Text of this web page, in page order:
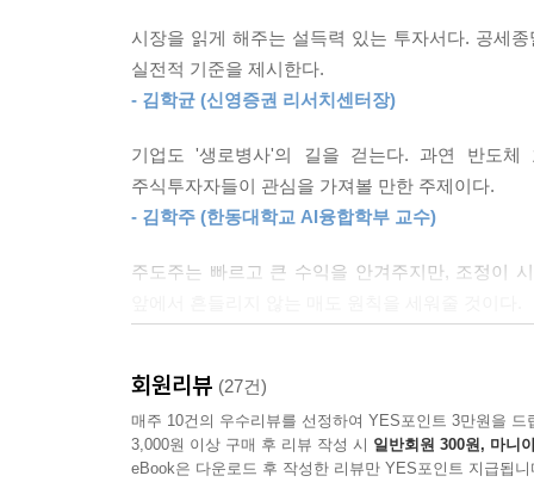
랫동안 그렇게 생각해 왔다.
2008년 주식시장에 입문한 이후, 필자의 투자 스
가치를 산정한 뒤 투자 여부를 결정하는 방식이다.
5장 거인의 어깨 위에서
투자의 역사에서 전설로 불리는 거장들은 각기 다
다. 그들은 주가가 ‘비싸서’ 파는 것이 아니라 시장
막스까지 거장들의 눈을 통해 2년이라는 시간이
필자가 과거 직접 모델링했던 씨에스윈드(CS
적으로 늘어날 것이라는 ‘넷제로(Net zero)’ 시나
려 냈다.
시장을 읽게 해주는 설득력 있는 투자서다. 공세
실전적 기준을 제시한다.
- 김학균 (신영증권 리서치센터장)
기업도 '생로병사'의 길을 걷는다. 과연 반도
주식투자자들이 관심을 가져볼 만한 주제이다.
- 김학주 (한동대학교 AI융합학부 교수)
주도주는 빠르고 큰 수익을 안겨주지만, 조정이
주도주의 탄생과 소멸을 ‘델타’라는 하나의
투자자들에게 일독을 권한다.
- 정재식 (서강대학교 경제학과 교수)
회원리뷰 (27건)
매주 10건의 우수리뷰를 선정하여 YES포인트 3만원을 드
3,000원 이상 구매 후 리뷰 작성 시 일반회원 300원, 마니
eBook은 다운로드 후 작성한 리뷰만 YES포인트 지급됩니